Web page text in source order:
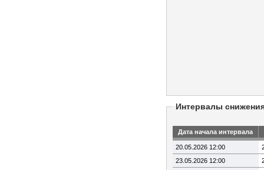
Интервалы
Дата начала интервала
20.05.2026 12:00
23.05.2026 12:00